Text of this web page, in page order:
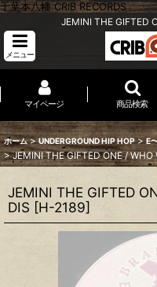
千葉本八幡 CRIB RECORDS
JEMINI THE GIFTED
メニュー
マイページ 商品検索
ホーム > UNDERGROUND HIP HOP > E
> JEMINI THE GIFTED ONE / WHO
JEMINI THE GIFTED
DIS [H-2189]